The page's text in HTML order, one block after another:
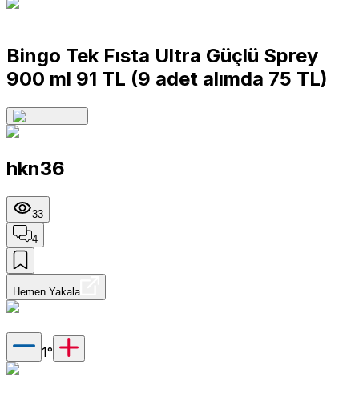
Bingo Tek Fısta Ultra Güçlü Sprey
900 ml 91 TL (9 adet alımda 75 TL)
hkn36
33
4
Hemen Yakala
1°